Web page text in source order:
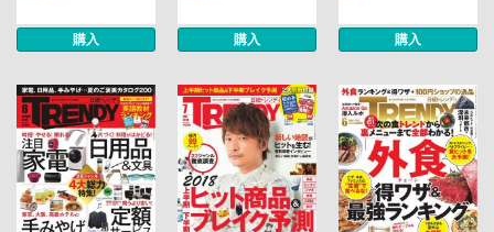
購入 購入 購入